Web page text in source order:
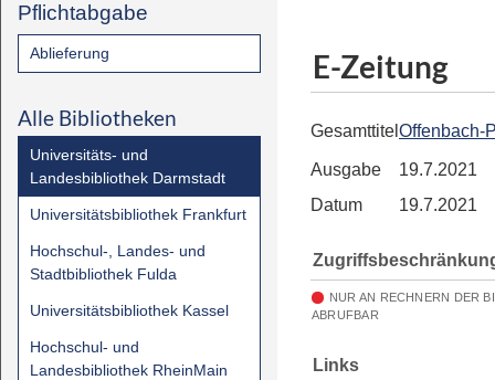
Pflichtabgabe
Ablieferung
Alle Bibliotheken
Universitäts- und
Landesbibliothek Darmstadt
Universitätsbibliothek Frankfurt
Hochschul-, Landes- und
Stadtbibliothek Fulda
Universitätsbibliothek Kassel
Hochschul- und
Landesbibliothek RheinMain
E-Zeitung
Gesamttitel Offenbach-
Ausgabe
19.7.2021
Datum
19.7.2021
NUR AN RECHNERN DER
ABRUFBAR
Links